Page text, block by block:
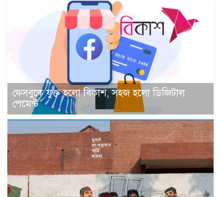
ফেসবুকে যুক্ত হলো বিকাশ, সহজ হলো ডিজিটাল
পেমেন্ট